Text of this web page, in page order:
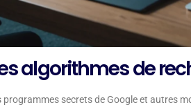
algorithmes de
programmes secrets de Google et autres